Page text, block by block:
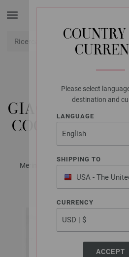
Please select
destination and
LANGUAGE
SHIPPING TO
USA - The
of America
CURRENCY
ACCEPT
LANA
GIACCA COOL
COOL WOOL
Merino Edition No. 4 - Rivista
Modello 47